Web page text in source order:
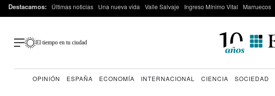
Destacamos: Últimas noticias Una nueva vida Valle Salvaje Ingreso Mínimo Vital Marruecos
El tiempo en tu ciudad
OPINIÓN ESPAÑA ECONOMÍA INTERNACIONAL CIENCIA SOCIEDAD